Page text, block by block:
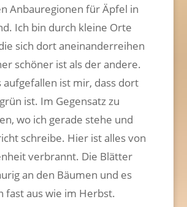
Anbauregionen für Äpfel in
Ich bin durch kleine Orte
sich dort aneinanderreihen
schöner ist als der andere.
aufgefallen ist mir, dass dort
ist. Im Gegensatz zu
wo ich gerade stehe und
schreibe. Hier ist alles von
verbrannt. Die Blätter
an den Bäumen und es
fast aus wie im Herbst.